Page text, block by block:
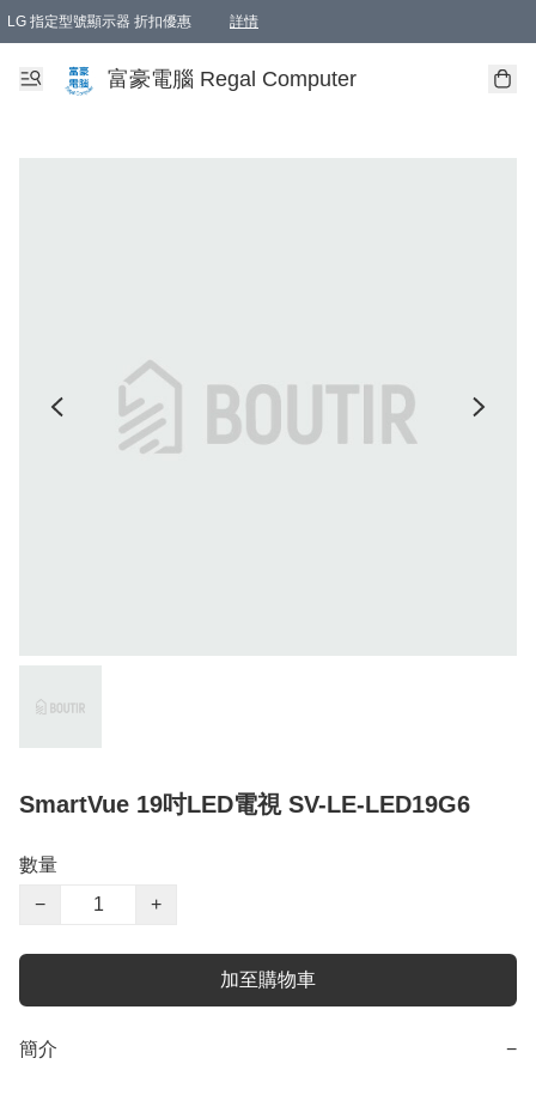
LG 指定型號顯示器 折扣優惠 詳情
富豪電腦 Regal Computer
SmartVue 19吋LED電視 SV-LE-LED19G6
數量
−
+
加至購物車
簡介 −